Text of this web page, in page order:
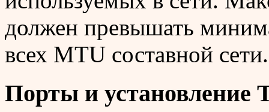
должен превышать
всех MTU составной сети.
Порты и установление